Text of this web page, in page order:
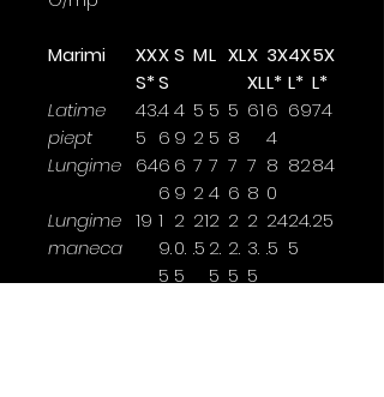
Marimi
XX
S*
X
S
S ML XLX
XL
3X
L*
4X
L*
5X
L*
Latime
piept
43.
5
4
6
4
9
5
2
5
5
5
8
616
4
6974
Lungime 646
6
6
9
7
2
7
4
7
6
7
8
8
0
8284
Lungime
maneca
19 1
9.
5
2
0.
5
21
.5
2
2.
5
2
2.
5
2
3.
5
24
.5
24.
5
25